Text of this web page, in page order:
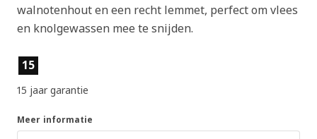
walnotenhout en een recht lemmet, perfect om vlees
en knolgewassen mee te snijden.
Producteigenschappen
15
15 jaar garantie
Meer informatie